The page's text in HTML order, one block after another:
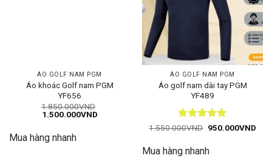
ÁO GOLF NAM PGM
Áo khoác Golf nam PGM
YF656
1.850.000VND
Giá
1.850.000VND.
1.500.000VNDGiá
1.500.000VND.
Mua hàng nhanh
ÁO GOLF NAM PGM
Áo golf nam dài tay PGM
YF489
Được xếp
sao
1.550.000VND Giá
1.550.000VND.
950.000VNDGiá
Mua hàng nhanh